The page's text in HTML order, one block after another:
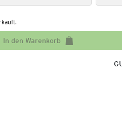
In den Warenkorb